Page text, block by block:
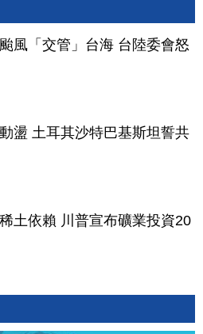
風「交管」台海 台陸委會怒
盪 土耳其沙特巴基斯坦誓共
土依賴 川普宣布礦業投資20